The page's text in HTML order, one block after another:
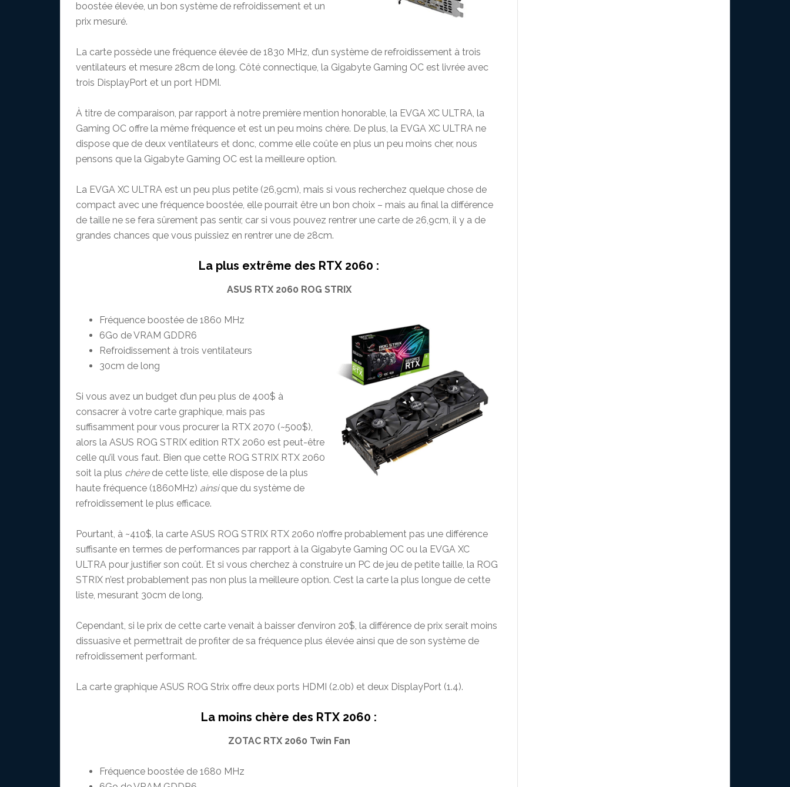
boostée élevée, un bon système de refroidissement et un
prix mesuré.
La carte possède une fréquence élevée de 1830 MHz, d’un système de refroidissement à trois
ventilateurs et mesure 28cm de long. Côté connectique, la Gigabyte Gaming OC est livrée avec
trois DisplayPort et un port HDMI.
À titre de comparaison, par rapport à notre première mention honorable, la EVGA XC ULTRA, la
Gaming OC offre la même fréquence et est un peu moins chère. De plus, la EVGA XC ULTRA ne
dispose que de deux ventilateurs et donc, comme elle coûte en plus un peu moins cher, nous
pensons que la Gigabyte Gaming OC est la meilleure option.
La EVGA XC ULTRA est un peu plus petite (26,9cm), mais si vous recherchez quelque chose de
compact avec une fréquence boostée, elle pourrait être un bon choix – mais au final la différence
de taille ne se fera sûrement pas sentir, car si vous pouvez rentrer une carte de 26,9cm, il y a de
grandes chances que vous puissiez en rentrer une de 28cm.
La plus extrême des RTX 2060 :
ASUS RTX 2060 ROG STRIX
Fréquence boostée de 1860 MHz
6Go de VRAM GDDR6
Refroidissement à trois ventilateurs
30cm de long
Si vous avez un budget d’un peu plus de 400$ à
consacrer à votre carte graphique, mais pas
suffisamment pour vous procurer la RTX 2070 (~500$),
alors la ASUS ROG STRIX edition RTX 2060 est peut-être
celle qu’il vous faut. Bien que cette ROG STRIX RTX 2060
soit la plus chèrede cette liste, elle dispose de la plus
haute fréquence (1860MHz) ainsique du système de
refroidissement le plus efficace.
Pourtant, à ~410$, la carte ASUS ROG STRIX RTX 2060 n’offre probablement pas une différence
suffisante en termes de performances par rapport à la Gigabyte Gaming OC ou la EVGA XC
ULTRA pour justifier son coût. Et si vous cherchez à construire un PC de jeu de petite taille, la ROG
STRIX n’est probablement pas non plus la meilleure option. C’est la carte la plus longue de cette
liste, mesurant 30cm de long.
Cependant, si le prix de cette carte venait à baisser d’environ 20$, la différence de prix serait moins
dissuasive et permettrait de profiter de sa fréquence plus élevée ainsi que de son système de
refroidissement performant.
La carte graphique ASUS ROG Strix offre deux ports HDMI (2.0b) et deux DisplayPort (1.4).
La moins chère des RTX 2060 :
ZOTAC RTX 2060 Twin Fan
Fréquence boostée de 1680 MHz